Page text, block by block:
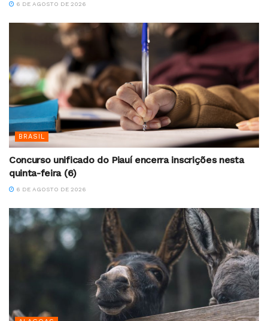
6 DE AGOSTO DE 2026
BRASIL
Concurso unificado do Piauí encerra inscrições nesta
quinta-feira (6)
6 DE AGOSTO DE 2026